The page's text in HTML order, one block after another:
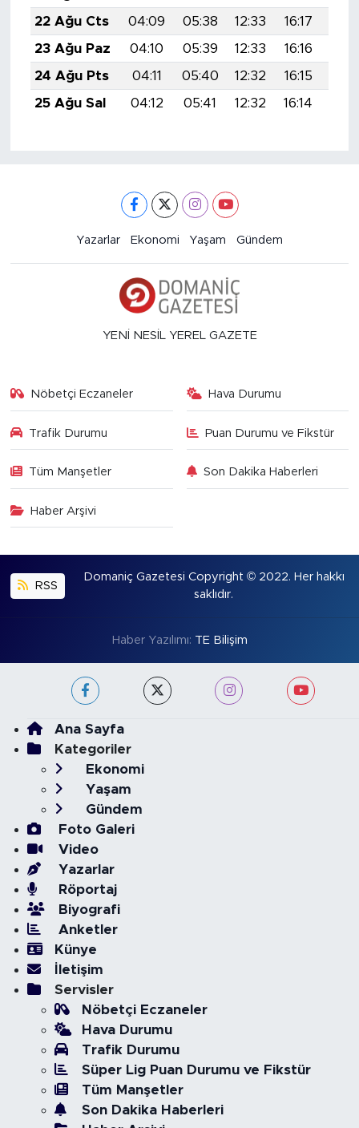
22 Ağu Cts
04:09 05:38 12:33 16:17
23 Ağu Paz
04:10 05:39 12:33 16:16
24 Ağu Pts
04:11 05:40 12:32 16:15
25 Ağu Sal
04:12 05:41 12:32 16:14
Yazarlar Ekonomi Yaşam Gündem
YENİ NESİL YEREL GAZETE
Nöbetçi Eczaneler Hava Durumu
Trafik Durumu Puan Durumu ve Fikstür
Tüm Manşetler Son Dakika Haberleri
Haber Arşivi
RSS
Domaniç Gazetesi Copyright © 2022. Her hakkı
saklıdır.
Haber Yazılımı: TE Bilişim
Ana Sayfa
Kategoriler
Ekonomi
Yaşam
Gündem
Foto Galeri
Video
Yazarlar
Röportaj
Biyografi
Anketler
Künye
İletişim
Servisler
Nöbetçi Eczaneler
Hava Durumu
Trafik Durumu
Süper Lig Puan Durumu ve Fikstür
Tüm Manşetler
Son Dakika Haberleri